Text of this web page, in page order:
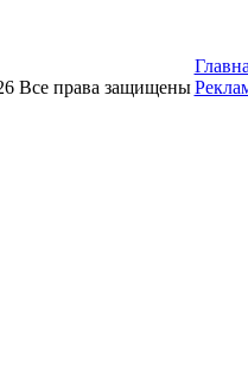
Все права защищены